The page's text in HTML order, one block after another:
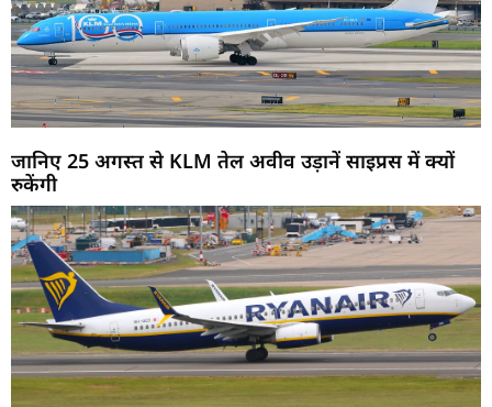
जानिए 25 अगस्त से KLM तेल अवीव उड़ानें साइप्रस में क्यों
रुकेंगी